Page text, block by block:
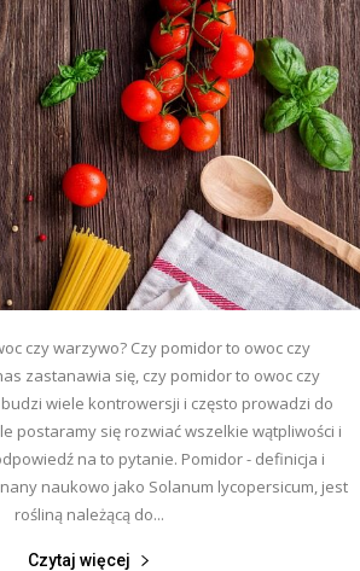
czy warzywo? Czy pomidor to owoc czy
zastanawia się, czy pomidor to owoc czy
wiele kontrowersji i często prowadzi do
postaramy się rozwiać wszelkie wątpliwości i
na to pytanie. Pomidor - definicja i
naukowo jako Solanum lycopersicum, jest
rośliną należącą do...
Czytaj więcej